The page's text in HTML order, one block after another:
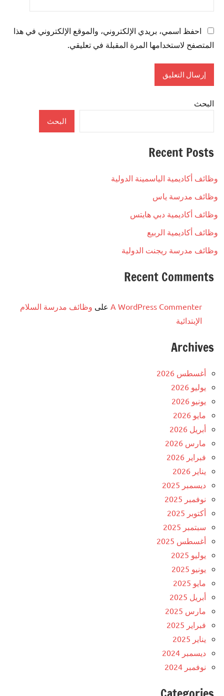
احفظ اسمي، بريدي الإلكتروني، والموقع الإلكتروني في هذا
المتصفح لاستخدامها المرة المقبلة في تعليقي.
البحث
البحث
Recent Posts
وظائف أكاديمية الياسمينة الدولية
وظائف مدرسة ياس
وظائف أكاديمية دبي هايتس
وظائف أكاديمية الربيع
وظائف مدرسة ريجنت الدولية
Recent Comments
A WordPress Commenter على وظائف مدرسة السلام
الإبتدائية
Archives
أغسطس 2026
يوليو 2026
يونيو 2026
مايو 2026
أبريل 2026
مارس 2026
فبراير 2026
يناير 2026
ديسمبر 2025
نوفمبر 2025
أكتوبر 2025
سبتمبر 2025
أغسطس 2025
يوليو 2025
يونيو 2025
مايو 2025
أبريل 2025
مارس 2025
فبراير 2025
يناير 2025
ديسمبر 2024
نوفمبر 2024